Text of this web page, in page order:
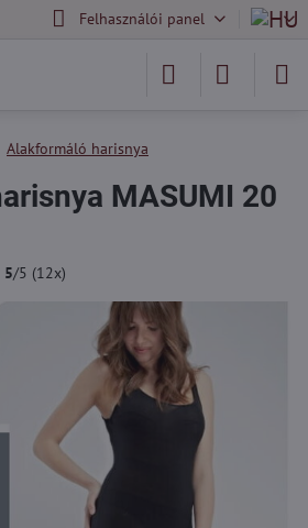
Felhasználói panel
Alakformáló harisnya
MASUMI 20
5/5 (12x)